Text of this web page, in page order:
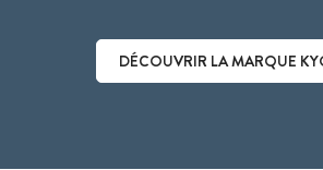
DÉCOUVRIR LA MARQUE